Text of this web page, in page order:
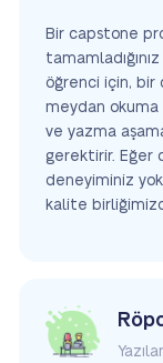
Bir capstone
öğrenci için,
meydan okuma
ve yazma
gerektirir. Eğer
deneyiminiz
kalite